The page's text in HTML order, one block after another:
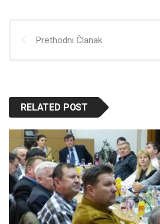
Prethodni Članak
RELATED POST